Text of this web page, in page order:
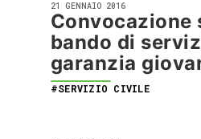
21 GENNAIO 2016
Convocazione
bando di
garanzia
#SERVIZIO CIVILE